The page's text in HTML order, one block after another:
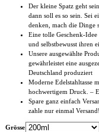
Der kleine Spatz geht
dann soll es so sein. Sei
denken, mach die Dinge
Eine tolle Geschenk-
und selbstbewusst ihren
Unsere ausgewählte
gewährleistet eine
Deutschland produziert
Moderne Edelstahltasse
hochwertigem Druck. –
Spare ganz einfach
zahle nur einmal Versand!
Grösse